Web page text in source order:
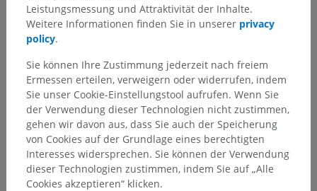
Anatomische Hierarchie
Menschlicher Körper> Integrierende Systeme >
Nervensystem> Zentralnervensystem> Gehirn>
Kleinhirn> Kleinhirnstiele> Unterer Kleinhirnstiel
Darunterliegende Strukturen:
Strickkörper
Juxtarestiformer Körper
Leistungsmessung und Attraktivität der Inhalte.
Weitere Informationen finden Sie in unserer privacy
policy.
Sie können Ihre Zustimmung jederzeit nach freiem
Ermessen erteilen, verweigern oder widerrufen, indem
Sie unser Cookie-Einstellungstool aufrufen. Wenn Sie
der Verwendung dieser Technologien nicht zustimmen,
gehen wir davon aus, dass Sie auch der Speicherung
von Cookies auf der Grundlage eines berechtigten
Interesses widersprechen. Sie können der Verwendung
dieser Technologien zustimmen, indem Sie auf „Alle
Cookies akzeptieren“ klicken.